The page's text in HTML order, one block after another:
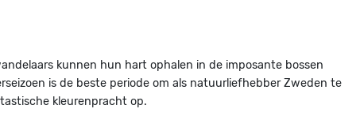
kunnen hun hart ophalen in de imposante bossen
is de beste periode om als natuurliefhebber Zweden te
kleurenpracht op.